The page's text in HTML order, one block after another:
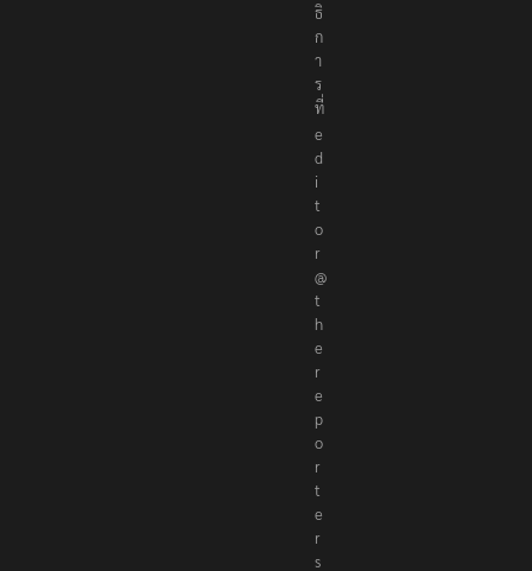
ธิ
ก
า
ร
ที่
e
d
i
t
o
r
@
t
h
e
r
e
p
o
r
t
e
r
s